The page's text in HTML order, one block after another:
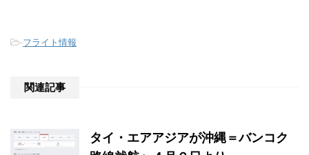
-フライト情報
関連記事
タイ・エアアジアが沖縄＝バンコク